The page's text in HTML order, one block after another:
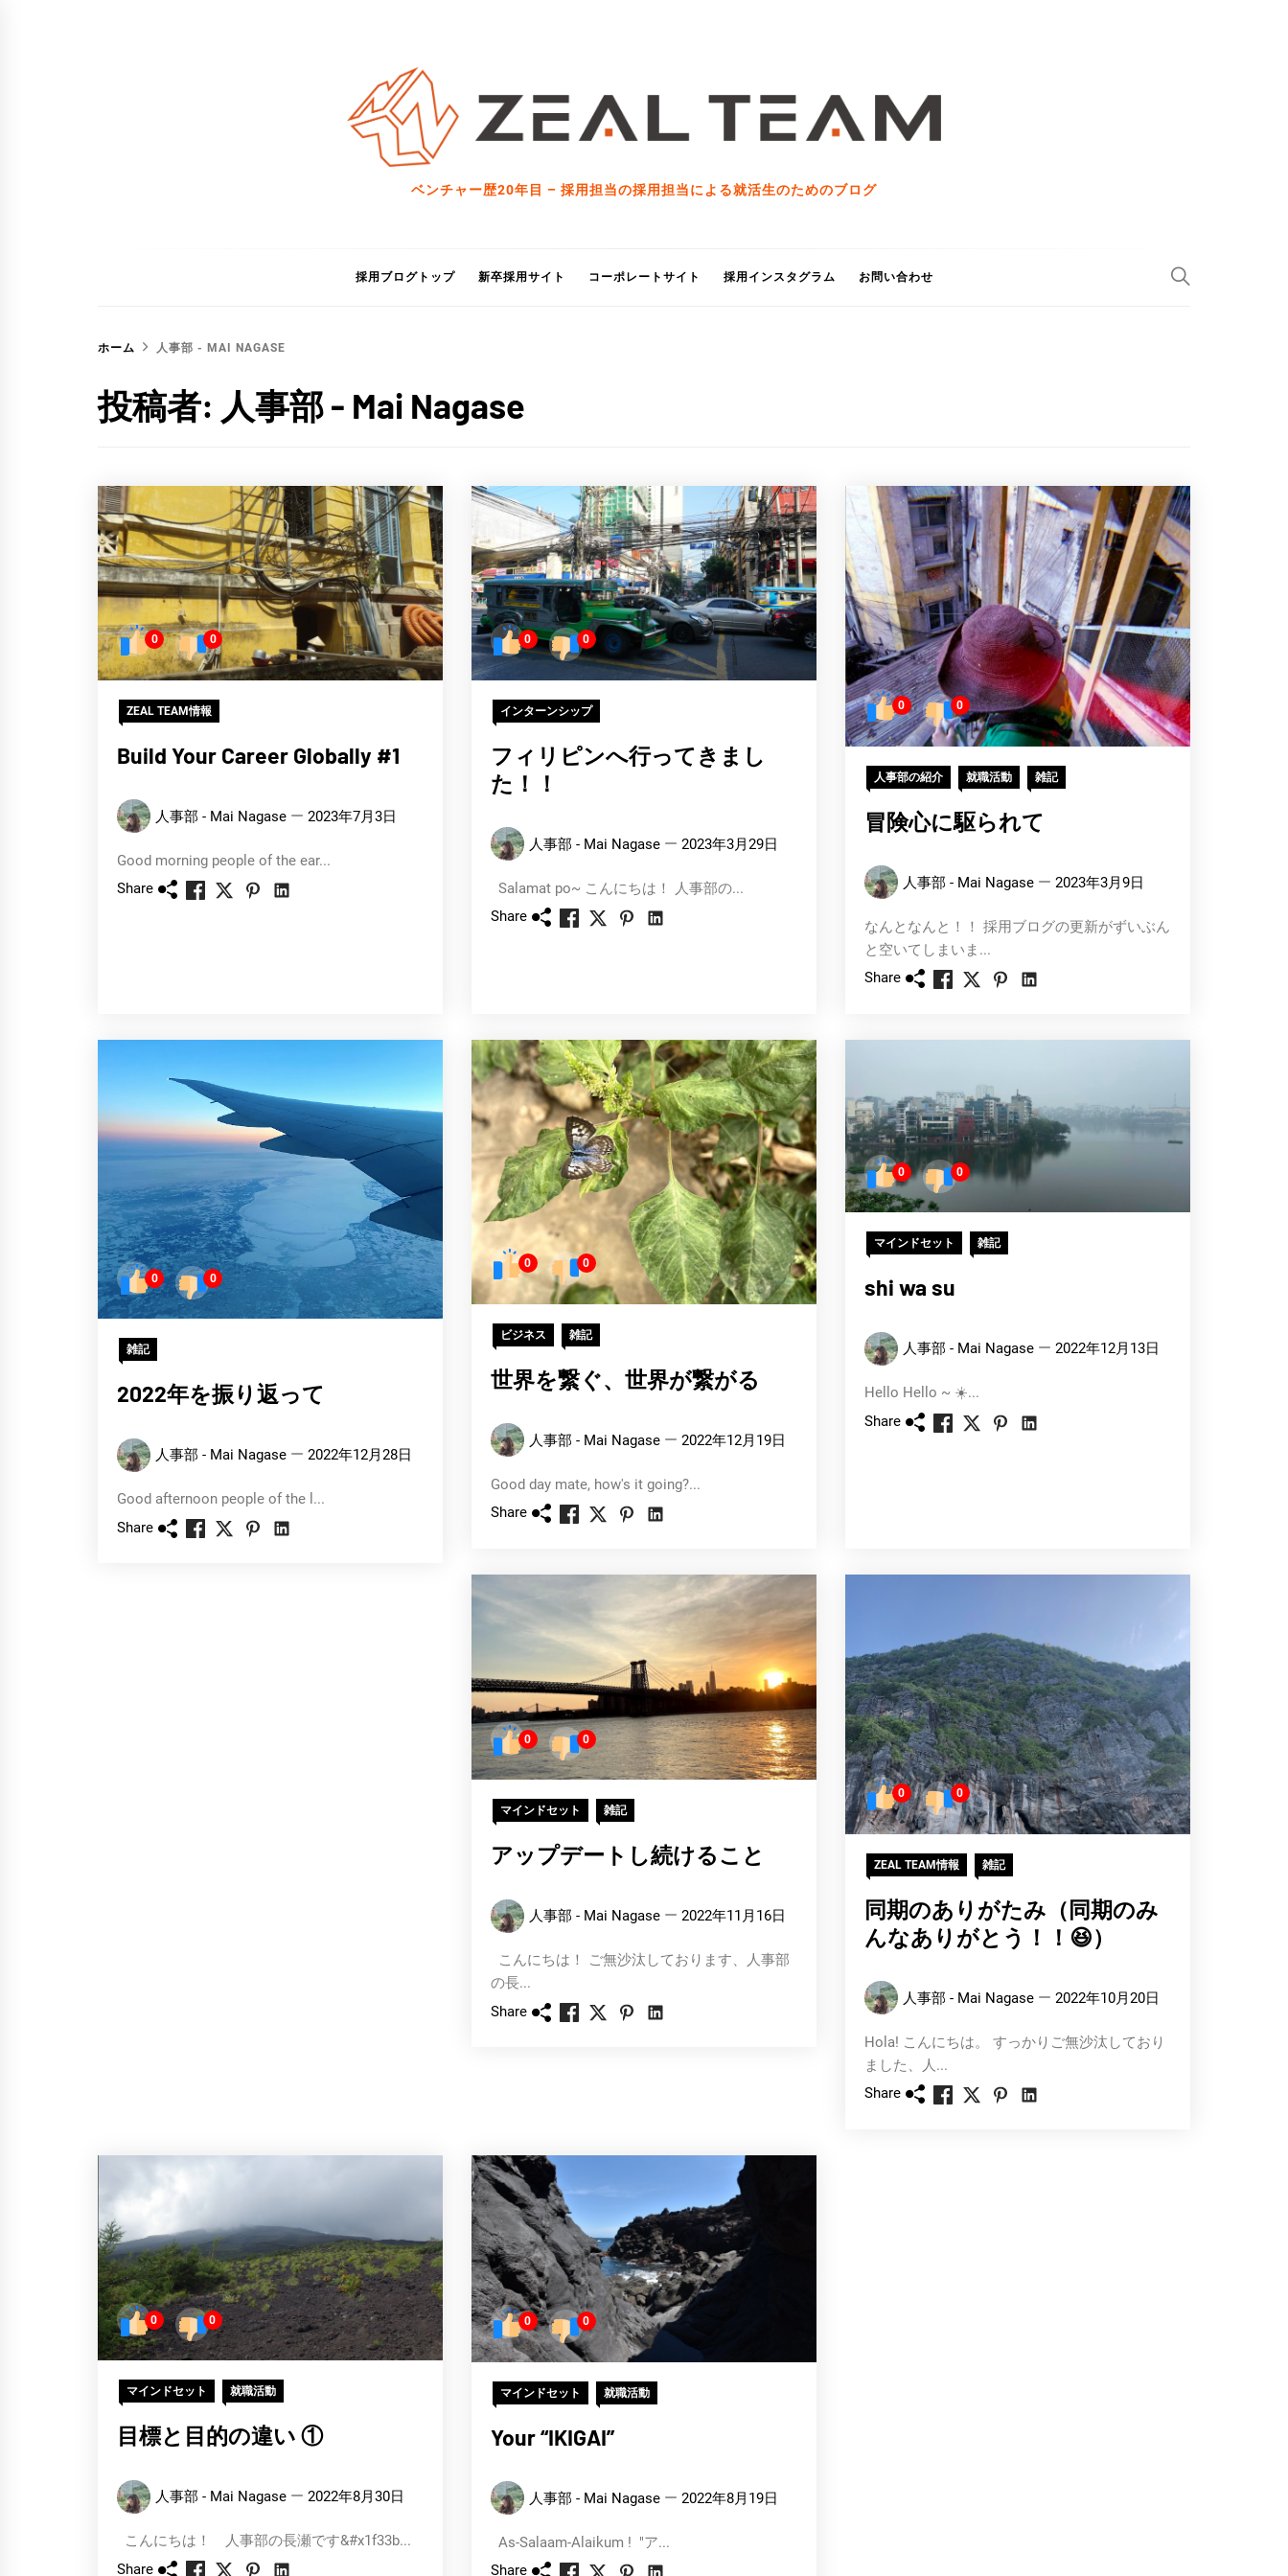
ベンチャー歴20年目 – 採用担当の採用担当による就活生のためのブログ
採用ブログトップ 新卒採用サイト コーポレートサイト 採用インスタグラム お問い合わせ
ホーム 人事部 - MAI NAGASE
投稿者: 人事部 - Mai Nagase
0 0
ZEAL TEAM情報
Build Your Career Globally #1
人事部 - Mai Nagase 2023年7月3日
Good morning people of the ear...
Share
0 0
インターンシップ
フィリピンへ行ってきまし
た！！
人事部 - Mai Nagase 2023年3月29日
Salamat po~ こんにちは！ 人事部の...
Share
0 0
人事部の紹介 就職活動 雑記
冒険心に駆られて
人事部 - Mai Nagase 2023年3月9日
なんとなんと！！ 採用ブログの更新がずいぶん
と空いてしまいま...
Share
0 0
雑記
2022年を振り返って
人事部 - Mai Nagase 2022年12月28日
Good afternoon people of the l...
Share
0 0
ビジネス 雑記
世界を繋ぐ、世界が繋がる
人事部 - Mai Nagase 2022年12月19日
Good day mate, how's it going?...
Share
0 0
マインドセット 雑記
shi wa su
人事部 - Mai Nagase 2022年12月13日
Hello Hello ~ ☀️...
Share
0 0
マインドセット 雑記
アップデートし続けること
人事部 - Mai Nagase 2022年11月16日
こんにちは！ ご無沙汰しております、人事部
の長...
Share
0 0
ZEAL TEAM情報 雑記
同期のありがたみ（同期のみ
んなありがとう！！😆）
人事部 - Mai Nagase 2022年10月20日
Hola! こんにちは。 すっかりご無沙汰しており
ました、人...
Share
0 0
マインドセット 就職活動
目標と目的の違い ①
人事部 - Mai Nagase 2022年8月30日
こんにちは！ 人事部の長瀬です&#x1f33b...
Share
0 0
マインドセット 就職活動
Your “IKIGAI”
人事部 - Mai Nagase 2022年8月19日
As-Salaam-Alaikum ! "ア...
Share